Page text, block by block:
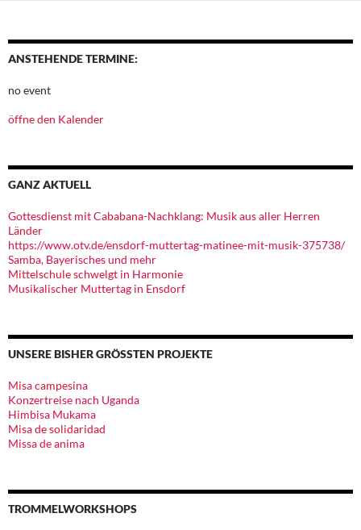
ANSTEHENDE TERMINE:
no event
öffne den Kalender
GANZ AKTUELL
Gottesdienst mit Cababana-Nachklang: Musik aus aller Herren
Länder
https://www.otv.de/ensdorf-muttertag-matinee-mit-musik-375738/
Samba, Bayerisches und mehr
Mittelschule schwelgt in Harmonie
Musikalischer Muttertag in Ensdorf
UNSERE BISHER GRÖSSTEN PROJEKTE
Misa campesina
Konzertreise nach Uganda
Himbisa Mukama
Misa de solidaridad
Missa de anima
TROMMELWORKSHOPS